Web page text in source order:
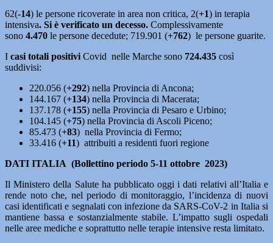
62(-14) le persone ricoverate in area non critica, 2(+1) in terapia
intensiva. Si è verificato un decesso. Complessivamente
sono 4.470 le persone decedute; 719.901 (+762) le persone guarite.
I casi totali positivi Covid nelle Marche sono 724.435 così
suddivisi:
220.056 (+292) nella Provincia di Ancona;
144.167 (+134) nella Provincia di Macerata;
137.178 (+155) nella Provincia di Pesaro e Urbino;
104.145 (+75) nella Provincia di Ascoli Piceno;
85.473 (+83) nella Provincia di Fermo;
33.416 (+11) attribuiti a residenti fuori regione
DATI ITALIA (Bollettino periodo 5-11 ottobre 2023)
Il Ministero della Salute ha pubblicato oggi i dati relativi all’Italia e
rende noto che, nelperiodo di monitoraggio, l’incidenza di nuovi
casi identificati e segnalati con infezione da SARS-CoV-2 in Italia si
mantiene bassa e sostanzialmente stabile. L’impatto sugli ospedali
nelle aree mediche e soprattutto nelle terapie intensive resta limitato.